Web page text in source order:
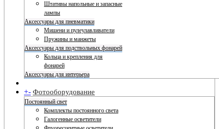
Штативы напольные и запасные
лампы
Аксессуары для пневматики
Мишени и пулеулавливатели
Пружины и манжеты
Аксессуары для подствольных фонарей
Кольца и крепления для
фонарей
Аксессуары для интерьера
+- Фотооборудование
Постоянный свет
Комплекты постоянного света
Галогенные осветители